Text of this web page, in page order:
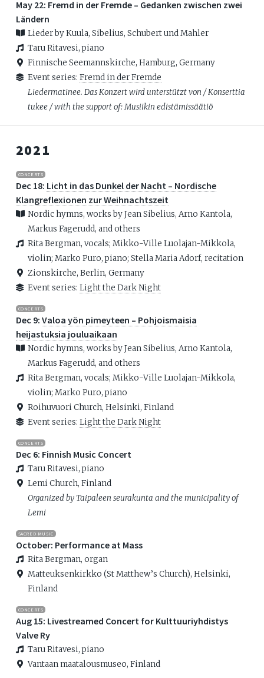
May 22: Fremd in der Fremde – Gedanken zwischen zwei
Ländern
Lieder by Kuula, Sibelius, Schubert und Mahler
Taru Ritavesi, piano
Finnische Seemannskirche, Hamburg, Germany
Event series: Fremd in der Fremde
Liedermatinee. Das Konzert wird unterstützt von / Konserttia
tukee / with the support of: Musiikin edistämissäätiö
2021
CONCERTS
Dec 18: Licht in das Dunkel der Nacht – Nordische
Klangreflexionen zur Weihnachtszeit
Nordic hymns, works by Jean Sibelius, Arno Kantola,
Markus Fagerudd, and others
Rita Bergman, vocals; Mikko-Ville Luolajan-Mikkola,
violin; Marko Puro, piano; Stella Maria Adorf, recitation
Zionskirche, Berlin, Germany
Event series: Light the Dark Night
CONCERTS
Dec 9: Valoa yön pimeyteen – Pohjoismaisia
heijastuksia jouluaikaan
Nordic hymns, works by Jean Sibelius, Arno Kantola,
Markus Fagerudd, and others
Rita Bergman, vocals; Mikko-Ville Luolajan-Mikkola,
violin; Marko Puro, piano
Roihuvuori Church, Helsinki, Finland
Event series: Light the Dark Night
CONCERTS
Dec 6: Finnish Music Concert
Taru Ritavesi, piano
Lemi Church, Finland
Organized by Taipaleen seurakunta and the municipality of
Lemi
SACRED MUSIC
October: Performance at Mass
Rita Bergman, organ
Matteuksenkirkko (St Matthew’s Church), Helsinki,
Finland
CONCERTS
Aug 15: Livestreamed Concert for Kulttuuriyhdistys
Valve Ry
Taru Ritavesi, piano
Vantaan maatalousmuseo, Finland